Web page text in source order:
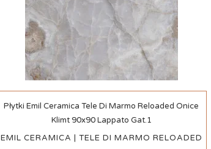
Płytki Emil Ceramica Tele Di Marmo Reloaded Onice
Klimt 90x90 Lappato Gat.1
EMIL CERAMICA | TELE DI MARMO RELOADED
Szybki podgląd